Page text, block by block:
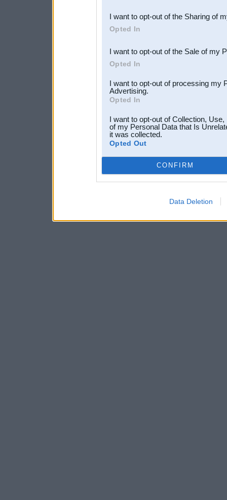
Downstream Participants
third parties.
I want to opt-out of the Sharing of
Opted In
I want to opt-out of the Sale of my
Opted In
I want to opt-out of processing my
Advertising.
Opted In
I want to opt-out of Collection,
of my Personal Data that Is
it was collected.
Opted Out
CONFIRM
Data Deletion